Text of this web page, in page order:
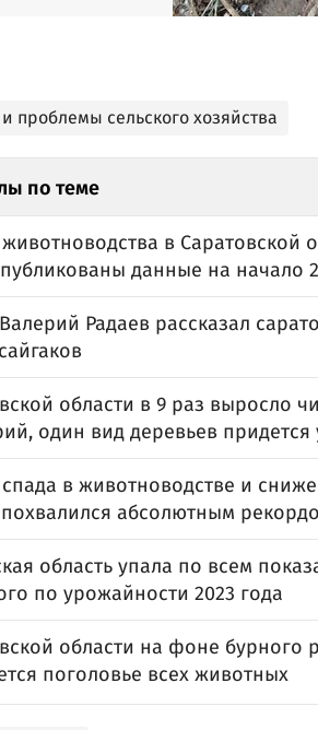
проблемы сельского хозяйства
по теме
в Саратовской
данные на начало
Радаев рассказал
области в 9 раз выросло
один вид деревьев придется
в животноводстве и
абсолютным
область упала по всем
по урожайности 2023 года
области на фоне бурного
поголовье всех животных